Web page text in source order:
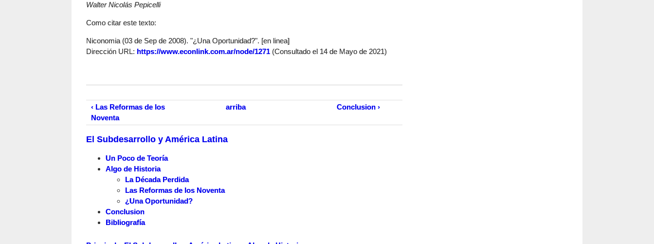
Walter Nicolás Pepicelli
Como citar este texto:
Niconomia (03 de Sep de 2008). "¿Una Oportunidad?". [en linea]
Dirección URL: https://www.econlink.com.ar/node/1271 (Consultado el 14 de Mayo de 2021)
‹ Las Reformas de los
Noventa
arriba Conclusion ›
El Subdesarrollo y América Latina
Un Poco de Teoría
Algo de Historia
La Década Perdida
Las Reformas de los Noventa
¿Una Oportunidad?
Conclusion
Bibliografía